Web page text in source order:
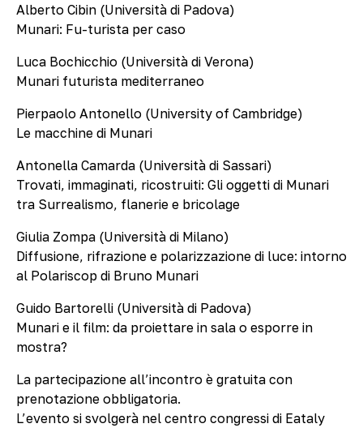
Alberto Cibin (Università di Padova)
Munari: Fu-turista per caso
Luca Bochicchio (Università di Verona)
Munari futurista mediterraneo
Pierpaolo Antonello (University of Cambridge)
Le macchine di Munari
Antonella Camarda (Università di Sassari)
Trovati, immaginati, ricostruiti: Gli oggetti di Munari
tra Surrealismo, flanerie e bricolage
Giulia Zompa (Università di Milano)
Diffusione, rifrazione e polarizzazione di luce: intorno
al Polariscop di Bruno Munari
Guido Bartorelli (Università di Padova)
Munari e il film: da proiettare in sala o esporre in
mostra?
La partecipazione all’incontro è gratuita con
prenotazione obbligatoria.
L’evento si svolgerà nel centro congressi di Eataly